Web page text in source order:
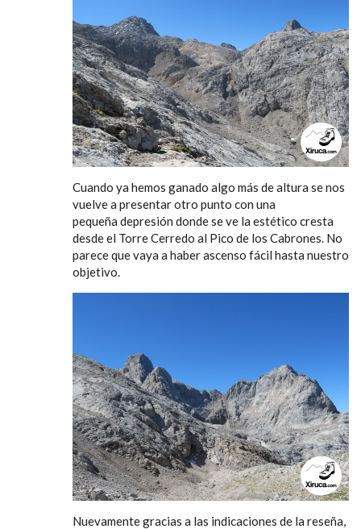
Cuando ya hemos ganado algo más de altura se nos
vuelve a presentar otro punto con una
pequeña depresión donde se ve la estético cresta
desde el Torre Cerredo al Pico de los Cabrones. No
parece que vaya a haber ascenso fácil hasta nuestro
objetivo.
Nuevamente gracias a las indicaciones de la reseña,